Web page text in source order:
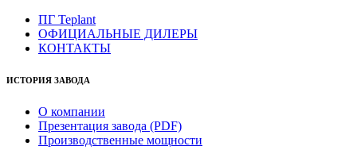
ПГ Teplant
ОФИЦИАЛЬНЫЕ ДИЛЕРЫ
КОНТАКТЫ
ИСТОРИЯ ЗАВОДА
О компании
Презентация завода (PDF)
Производственные мощности